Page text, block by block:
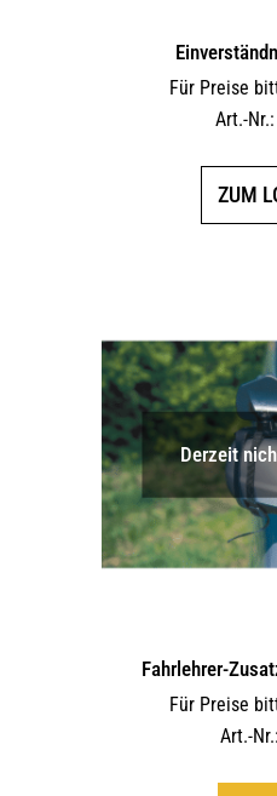
Für Preise
Art.-
ZUM
Derzeit
Fahrlehrer-
Für Preise
Art.-